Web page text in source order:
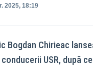
2025, 18:19
Bogdan Chirieac
USR, după